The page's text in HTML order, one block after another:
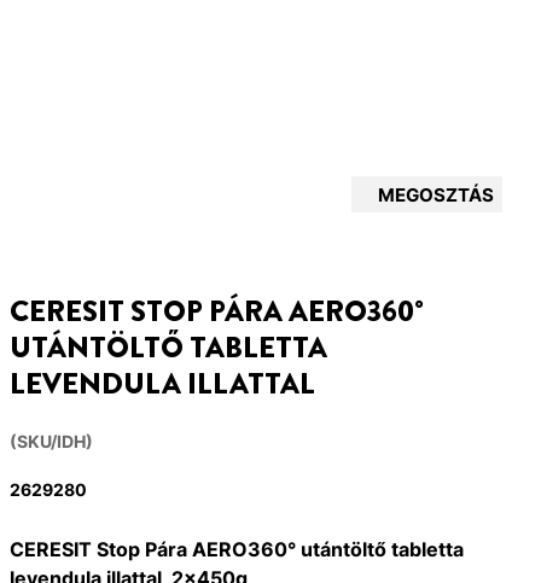
MEGOSZTÁS
CERESIT STOP PÁRA AERO360°
UTÁNTÖLTŐ TABLETTA
LEVENDULA ILLATTAL
(SKU/IDH)
2629280
CERESIT Stop Pára AERO360° utántöltő tabletta